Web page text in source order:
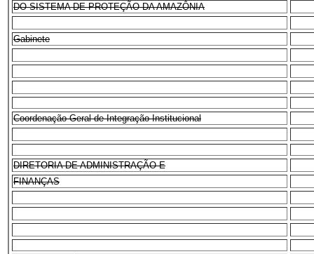
DO SISTEMA DE PROTEÇÃO DA AMAZÔNIA
Gabinete
Coordenação-Geral de Integração Institucional
DIRETORIA DE ADMINISTRAÇÃO E
FINANÇAS